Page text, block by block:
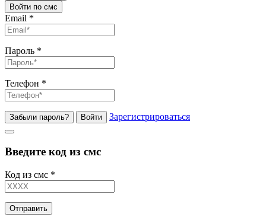
Войти по смс
Email *
Пароль *
Телефон *
Забыли пароль? Войти Зарегистрироваться
Введите код из смс
Код из смс *
Отправить